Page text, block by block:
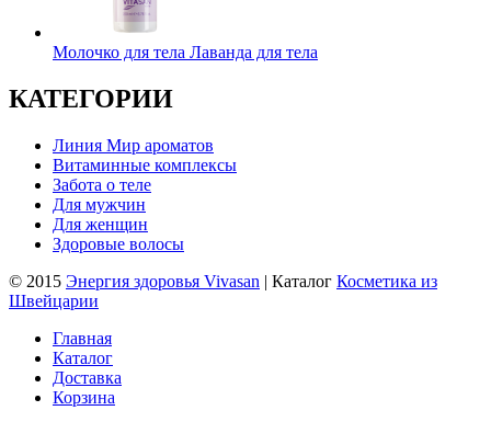
Молочко для тела Лаванда для тела
КАТЕГОРИИ
Линия Мир ароматов
Витаминные комплексы
Забота о теле
Для мужчин
Для женщин
Здоровые волосы
© 2015 Энергия здоровья Vivasan | Каталог Косметика из
Швейцарии
Главная
Каталог
Доставка
Корзина